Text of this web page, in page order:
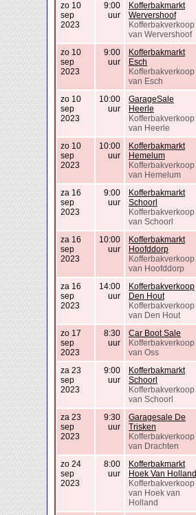
zo 10
sep
2023
9:00
uur
Kofferbakmarkt
Wervershoof
Kofferbakverkoop
van Wervershoof
zo 10
sep
2023
9:00
uur
Kofferbakmarkt
Esch
Kofferbakverkoop
van Esch
zo 10
sep
2023
10:00
uur
GarageSale
Heerle
Kofferbakverkoop
van Heerle
zo 10
sep
2023
10:00
uur
Kofferbakmarkt
Hemelum
Kofferbakverkoop
van Hemelum
za 16
sep
2023
9:00
uur
Kofferbakmarkt
Schoorl
Kofferbakverkoop
van Schoorl
za 16
sep
2023
10:00
uur
Kofferbakmarkt
Hoofddorp
Kofferbakverkoop
van Hoofddorp
za 16
sep
2023
14:00
uur
Kofferbakverkoop
Den Hout
Kofferbakverkoop
van Den Hout
zo 17
sep
2023
8:30
uur
Car Boot Sale
Kofferbakverkoop
van Oss
za 23
sep
2023
9:00
uur
Kofferbakmarkt
Schoorl
Kofferbakverkoop
van Schoorl
za 23
sep
2023
9:30
uur
Garagesale De
Trisken
Kofferbakverkoop
van Drachten
zo 24
sep
2023
8:00
uur
Kofferbakmarkt
Hoek Van Holland
Kofferbakverkoop
van Hoek van
Holland